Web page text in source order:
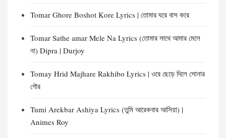
Tomar Ghore Boshot Kore Lyrics | তোমার ঘরে বাস করে
Tomar Sathe amar Mele Na Lyrics (তোমার সাথে আমার মেলে
না) Dipra | Durjoy
Tomay Hrid Majhare Rakhibo Lyrics | ওরে ছেড়ে দিলে সোনার
গৌর
Tumi Arekbar Ashiya Lyrics (তুমি আরেকবার আসিয়া) |
Animes Roy